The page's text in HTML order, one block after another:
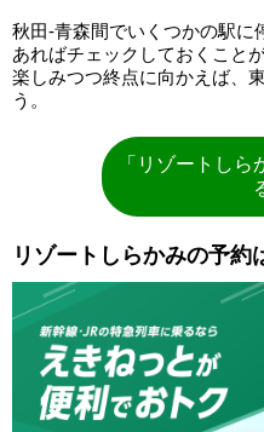
秋田-青森間でいくつかの駅に
あればチェックしておくこと
楽しみつつ終点に向かえば、
う。
「リゾートしら
リゾートしらかみの予約